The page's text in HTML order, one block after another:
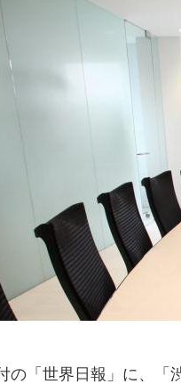
「世界日報」に、「